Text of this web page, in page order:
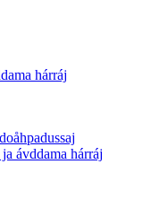
hárráj
ávddama hárráj